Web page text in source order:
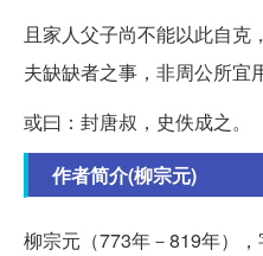
且家人父子尚不能以此自克
夫缺缺者之事，非周公所宜
或曰：封唐叔，史佚成之。
作者简介(柳宗元)
柳宗元（773年－819年）